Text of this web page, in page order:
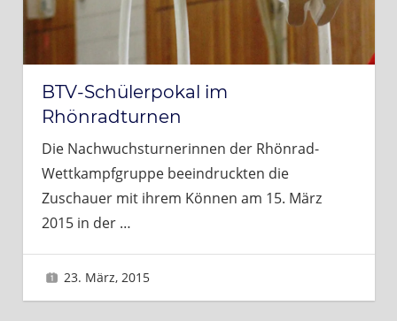
BTV-Schülerpokal im
Rhönradturnen
Die Nachwuchsturnerinnen der Rhönrad-
Wettkampfgruppe beeindruckten die
Zuschauer mit ihrem Können am 15. März
2015 in der …
23. März, 2015